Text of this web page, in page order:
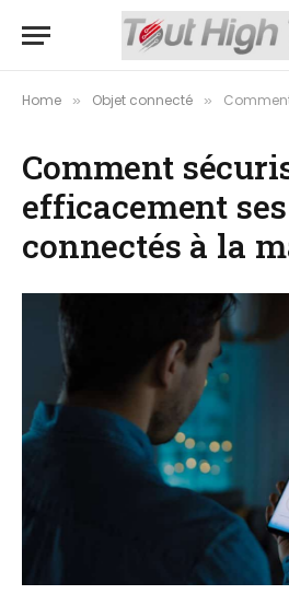
Home » Objet connecté » Comment
Comment
efficacement
connectés à la